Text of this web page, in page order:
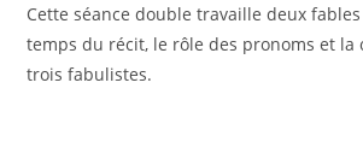
Cette séance double travaille deux fables
temps du récit, le rôle des pronoms et la
trois fabulistes.